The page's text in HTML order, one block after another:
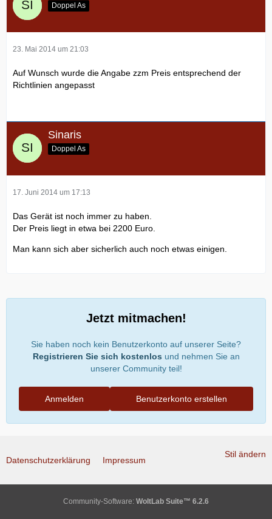
Doppel As
23. Mai 2014 um 21:03
Auf Wunsch wurde die Angabe zzm Preis entsprechend der
Richtlinien angepasst
Sinaris
Doppel As
17. Juni 2014 um 17:13
Das Gerät ist noch immer zu haben.
Der Preis liegt in etwa bei 2200 Euro.
Man kann sich aber sicherlich auch noch etwas einigen.
Jetzt mitmachen!
Sie haben noch kein Benutzerkonto auf unserer Seite?
Registrieren Sie sich kostenlos und nehmen Sie an
unserer Community teil!
Benutzerkonto erstellen
Anmelden
Stil ändern
Datenschutzerklärung Impressum
Community-Software: WoltLab Suite™ 6.2.6